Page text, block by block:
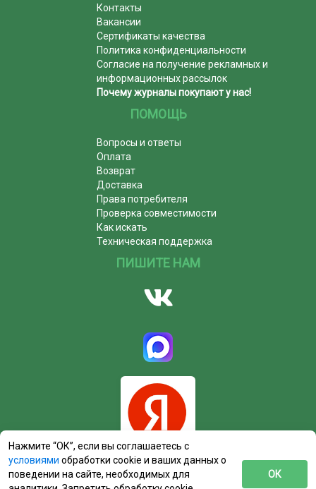
Контакты
Вакансии
Сертификаты качества
Политика конфиденциальности
Согласие на получение рекламных и
информационных рассылок
Почему журналы покупают у нас!
ПОМОЩЬ
Вопросы и ответы
Оплата
Возврат
Доставка
Права потребителя
Проверка совместимости
Как искать
Техническая поддержка
ПИШИТЕ НАМ
Нажмите “ОК”, если вы соглашаетесь с
условиями обработки cookie и ваших данных о
поведении на сайте, необходимых для
ОК